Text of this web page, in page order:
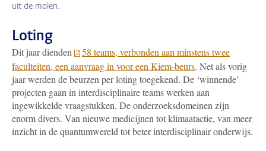
uit de molen.
Loting
Dit jaar dienden
58 teams, verbonden aan minstens twee
faculteiten, een aanvraag in voor een Kiem-beurs. Net als vorig
jaar werden de beurzen per loting toegekend. De ‘winnende’
projecten gaan in interdisciplinaire teams werken aan
ingewikkelde vraagstukken. De onderzoeksdomeinen zijn
enorm divers. Van nieuwe medicijnen tot klimaatactie, van meer
inzicht in de quantumwereld tot beter interdisciplinair onderwijs.